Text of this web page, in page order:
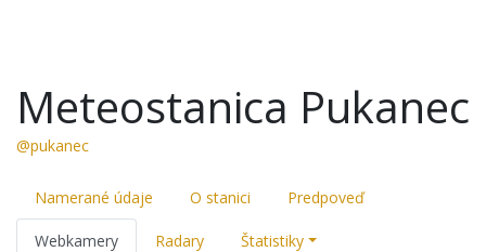
Meteostanica Pukanec
@pukanec
Namerané údaje O stanici Predpoveď
Webkamery Radary Štatistiky